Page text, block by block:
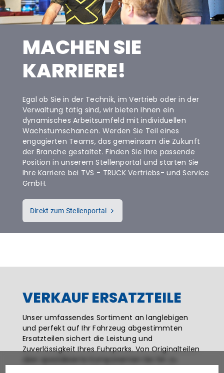
MACHEN SIE
KARRIERE!
Egal ob Sie in der Technik, im Vertrieb oder in der
Verwaltung tätig sind, wir bieten Ihnen ein
dynamisches Arbeitsumfeld mit individuellen
Wachstumschancen. Werden Sie Teil eines
engagierten Teams, das gemeinsam die Zukunft
der Branche gestaltet. Finden Sie Ihre passende
Position in unserem Stellenportal und starten Sie
Ihre Karriere bei TVS - TRUCK Vertriebs- und Service
GmbH.
Direkt zum Stellenportal
VERKAUF ERSATZTEILE
Unser umfassendes Sortiment an langlebigen
und perfekt auf Ihr Fahrzeug abgestimmten
Ersatzteilen sichert die Leistung und
Zuverlässigkeit Ihres Fuhrparks. Von Originalteilen